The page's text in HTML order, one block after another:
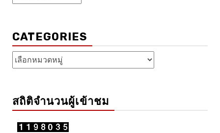
เก็บ
CATEGORIES
Categories
สถิติจำนวนผู้เข้าชม